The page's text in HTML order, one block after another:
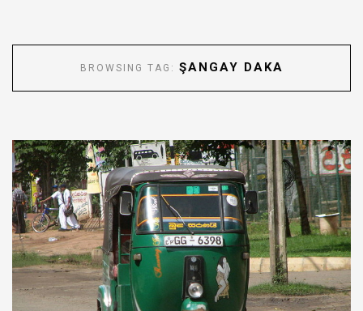
BROWSING TAG: ŞANGAY DAKA